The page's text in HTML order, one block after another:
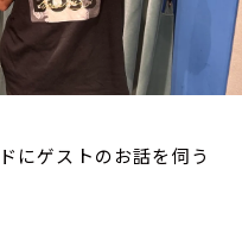
にゲストのお話を伺う